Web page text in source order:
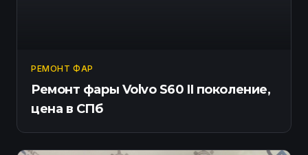
РЕМОНТ ФАР
Ремонт фары Volvo S60 II поколение,
цена в СПб